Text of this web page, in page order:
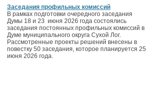
Заседания профильных комиссий
В рамках подготовки очередного заседания
Думы 18 и 23 июня 2026 года состоялись
заседания постоянных профильных комиссий в
Думе муниципального округа Сухой Лог.
Рассмотренные проекты решений внесены в
повестку 50 заседания, которое планируется 25
июня 2026 года.